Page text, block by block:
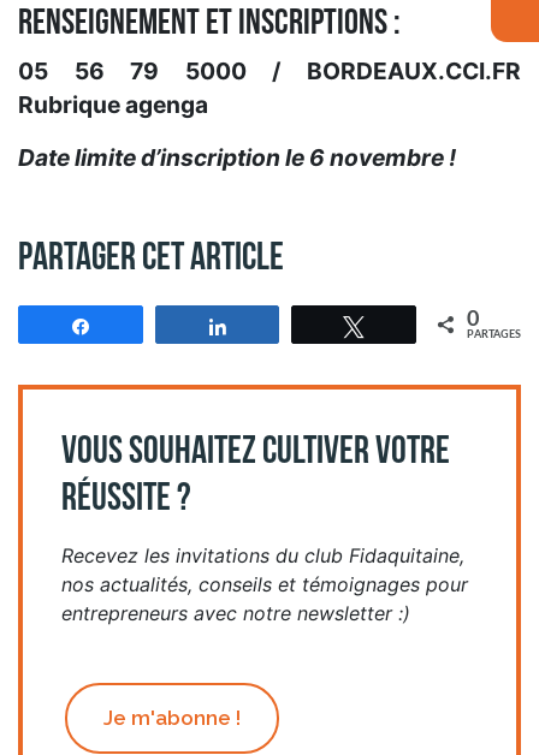
Renseignement et inscriptions :
05 56 79 5000 / BORDEAUX.CCI.FR
Rubrique agenga
Date limite d’inscription le 6 novembre !
Partager cet article
Tweetez 0
PARTAGES
VOUS SOUHAITEZ CULTIVER VOTRE
RÉUSSITE ?
Recevez les invitations du club Fidaquitaine,
nos actualités, conseils et témoignages pour
entrepreneurs avec notre newsletter :)
Je m'abonne !